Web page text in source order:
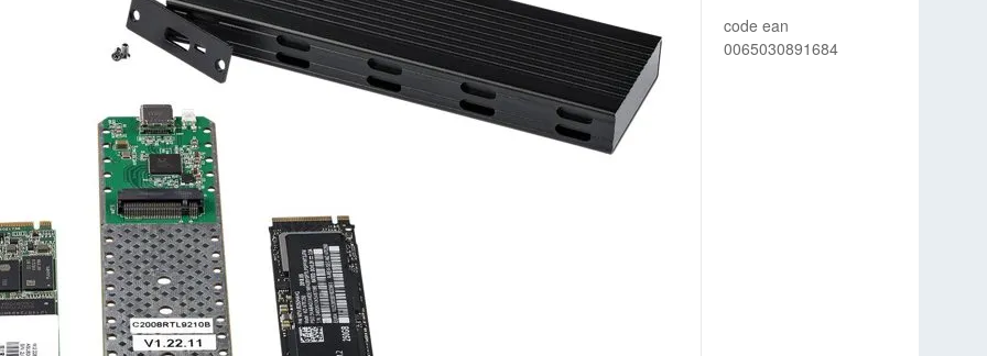
code ean
0065030891684